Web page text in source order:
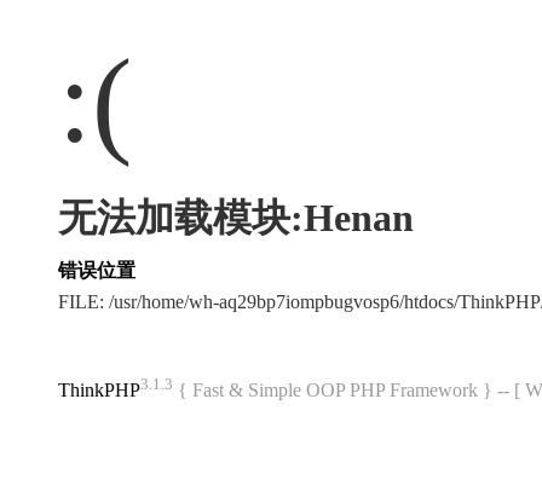
:(
无法加载模块:Henan
错误位置
FILE: /usr/home/wh-aq29bp7iompbugvosp6/htdocs/
ThinkPHP3.1.3 { Fast & Simple OOP PHP Framework } -- [